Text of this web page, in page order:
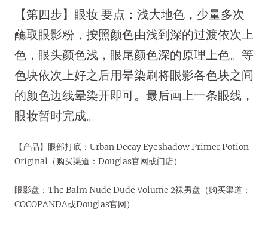
【第四步】眼妆 要点：浅大地色，少量多次
蘸取眼影粉，按照颜色由浅到深的过渡依次上
色，眼头颜色浅，眼尾颜色深的原理上色。等
色块依次上好之后用晕染刷将眼影各色块之间
的颜色边线晕染开即可。最后画上一条眼线，
眼妆暂时完成。
【产品】眼部打底：Urban Decay Eyeshadow Primer Potion
Original（购买渠道：Douglas官网或门店）
眼影盘：The Balm Nude Dude Volume 2裸男盘（购买渠道：
COCOPANDA或Douglas官网）